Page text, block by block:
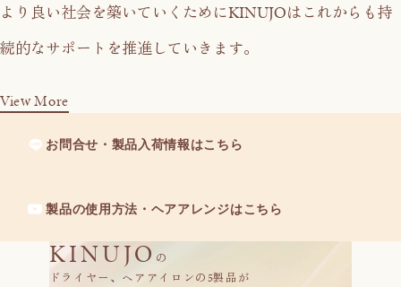
より良い社会を築いていくためにKINUJOはこれからも持
続的なサポートを推進していきます。
View More
お問合せ・製品入荷情報はこちら
製品の使用方法・ヘアアレンジはこちら
KINUJO の
ドライヤー、ヘアアイロンの5製品が